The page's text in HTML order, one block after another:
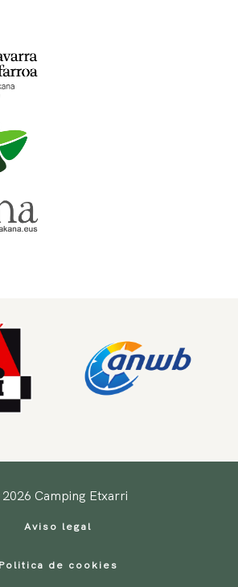
Camping Etxarri
Aviso legal
Politica de cookies